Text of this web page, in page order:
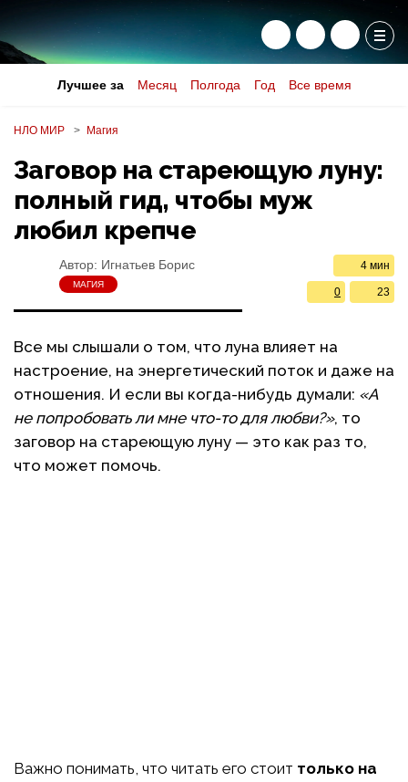
Лучшее за Месяц Полгода Год Все время
НЛО МИР Магия
Заговор на стареющую луну:
полный гид, чтобы муж
любил крепче
Автор: Игнатьев Борис
МАГИЯ
4 мин
23
0
Все мы слышали о том, что луна влияет на
настроение, на энергетический поток и даже на
отношения. И если вы когда-нибудь думали: «А
не попробовать ли мне что-то для любви?», то
заговор на стареющую луну — это как раз то,
что может помочь.
Важно понимать, что читать его стоит только на